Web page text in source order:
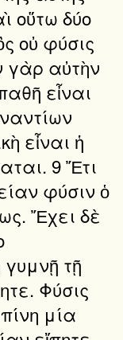
οὕτω δύο
οὐ φύσις
γὰρ αὐτὴν
εἶναι
εἶναι ἡ
9 Ἔτι
φύσιν ὁ
Ἔχει δὲ
τῇ
Φύσις
μία